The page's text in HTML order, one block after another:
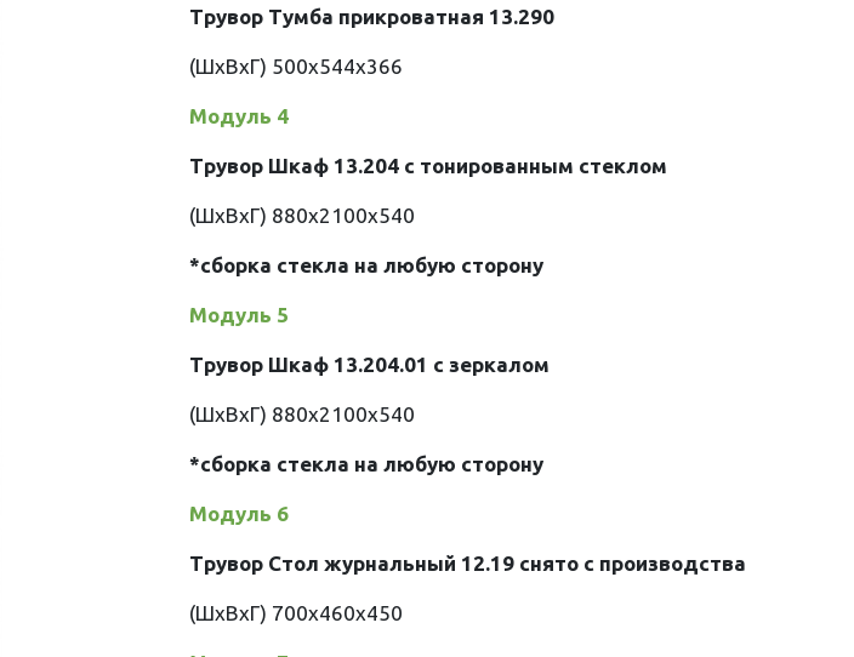
Трувор Тумба прикроватная 13.290
(ШхВхГ) 500х544х366
Модуль 4
Трувор Шкаф 13.204 с тонированным стеклом
(ШхВхГ) 880х2100х540
*сборка стекла на любую сторону
Модуль 5
Трувор Шкаф 13.204.01 с зеркалом
(ШхВхГ) 880х2100х540
*сборка стекла на любую сторону
Модуль 6
Трувор Стол журнальный 12.19 снято с производства
(ШхВхГ) 700х460х450